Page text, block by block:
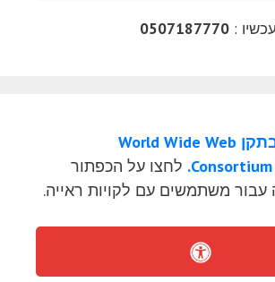
עכשיו :0507187770
אתרנו עומד בתקן World Wide Web
Consortium לחצו על הכפתור
משתמשים עם לקויות ראייה.